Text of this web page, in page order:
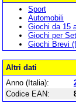
Sport
Automobili
Giochi da 15
Giochi per
Giochi Brevi
Altri dati
Anno (Italia):
Codice EAN: